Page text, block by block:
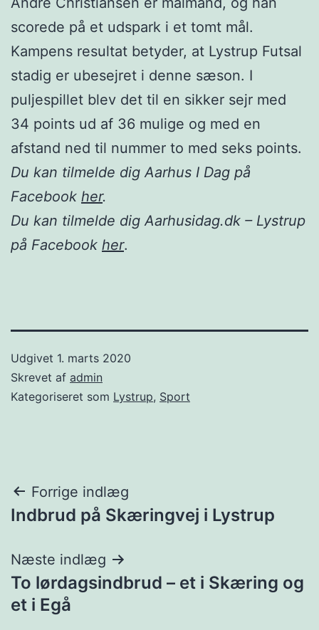
scorede på et udspark i et tomt mål.
Kampens resultat betyder, at Lystrup Futsal
stadig er ubesejret i denne sæson. I
puljespillet blev det til en sikker sejr med
34 points ud af 36 mulige og med en
afstand ned til nummer to med seks points.
Du kan tilmelde dig Aarhus I Dag på
Facebook her.
Du kan tilmelde dig Aarhusidag.dk – Lystrup
på Facebook her.
Udgivet 1. marts 2020
Skrevet af admin
Kategoriseret som Lystrup, Sport
Indlægsnavigation
Forrige indlæg
Indbrud på Skæringvej i Lystrup
Næste indlæg
To lørdagsindbrud – et i Skæring og
et i Egå